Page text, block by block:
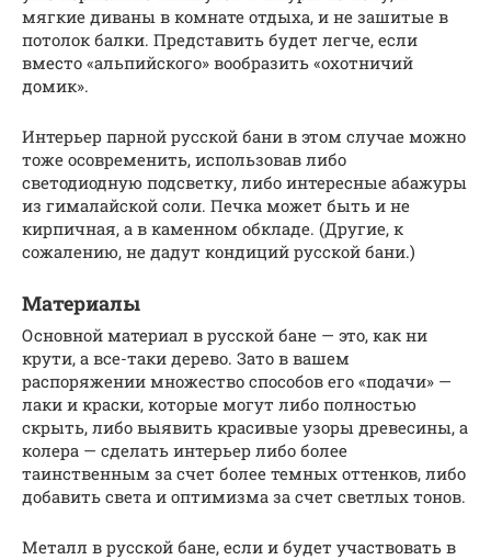
мягкие диваны в комнате отдыха, и не зашитые в
потолок балки. Представить будет легче, если
вместо «альпийского» вообразить «охотничий
домик».
Интерьер парной русской бани в этом случае можно
тоже осовременить, использовав либо
светодиодную подсветку, либо интересные абажуры
из гималайской соли. Печка может быть и не
кирпичная, а в каменном обкладе. (Другие, к
сожалению, не дадут кондиций русской бани.)
Материалы
Основной материал в русской бане — это, как ни
крути, а все-таки дерево. Зато в вашем
распоряжении множество способов его «подачи» —
лаки и краски, которые могут либо полностью
скрыть, либо выявить красивые узоры древесины, а
колера — сделать интерьер либо более
таинственным за счет более темных оттенков, либо
добавить света и оптимизма за счет светлых тонов.
Металл в русской бане, если и будет участвовать в